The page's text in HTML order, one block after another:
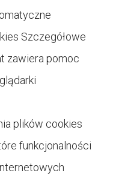
Szczegółowe
zawiera pomoc
plików cookies
funkcjonalności